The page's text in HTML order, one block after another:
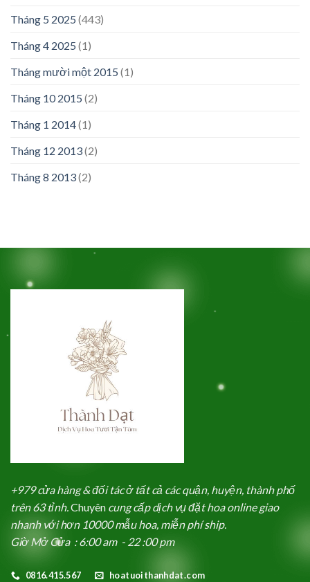
Tháng 5 2025 (443)
Tháng 4 2025 (1)
Tháng mười một 2015 (1)
Tháng 10 2015 (2)
Tháng 1 2014(1)
Tháng 12 2013(2)
Tháng 8 2013(2)
+979 cửa hàng & đối tác ở tất cả các quận, huyện, thành phố
trên 63 tỉnh. Chuyên cung cấp dịch vụ đặt hoa online giao
nhanh với hơn 10000 mẫu hoa, miễn phí ship.
Giờ Mở Cửa : 6:00 am - 22 :00 pm
0816.415.567 hoatuoithanhdat.com